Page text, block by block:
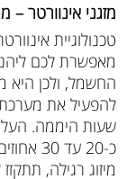
מזגני אינוורטר –
טכנולוגיית
מאפשרת לכם
החשמל, ולכן היא
להפעיל את
שעות היממה.
כ-20
מיזוג רגילה,